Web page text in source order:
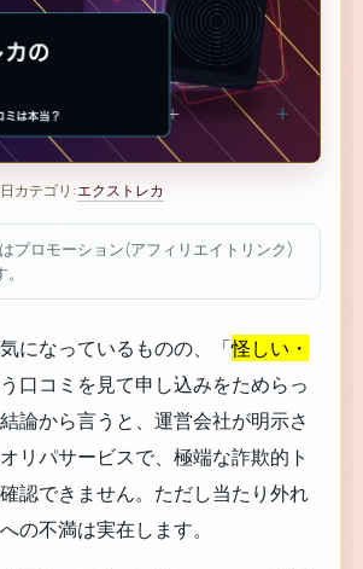
カテゴリ:エクストレカ
プロモーション(アフィリエイトリンク)
になっているものの、「怪しい・
口コミを見て申し込みをためらっ
論から言うと、運営会社が明示さ
リパサービスで、極端な詐欺的ト
認できません。ただし当たり外れ
の不満は実在します。